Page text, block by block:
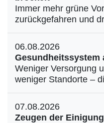
Immer mehr grüne
zurückgefahren und
06.08.2026
Gesundheitssystem
Weniger Versorgung
weniger Standorte –
07.08.2026
Zeugen der